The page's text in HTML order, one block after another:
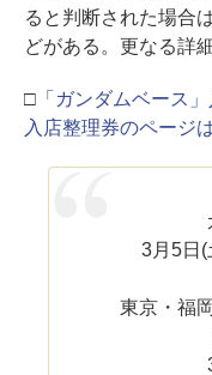
ると判断された場合
どがある。更なる詳
□ 「ガンダムベース
入店整理券のページ
3月5日(
東京・福